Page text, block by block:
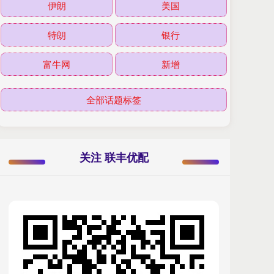
伊朗 美国
特朗 银行
富牛网 新增
全部话题标签
关注 联丰优配